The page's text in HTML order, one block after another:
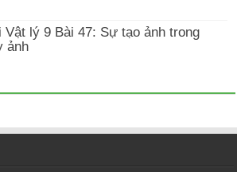
Vật lý 9 Bài 47: Sự tạo ảnh trong
ảnh